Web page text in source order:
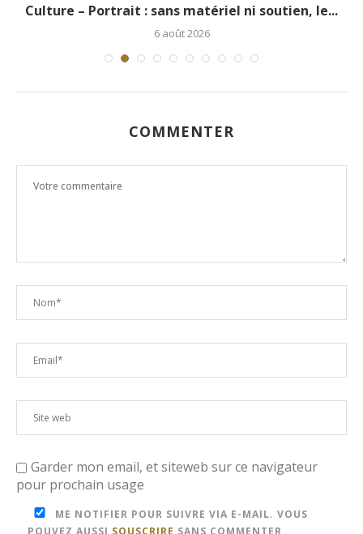
Culture – Portrait : sans matériel ni soutien, le...
6 août 2026
COMMENTER
Garder mon email, et siteweb sur ce navigateur
pour prochain usage
ME NOTIFIER POUR SUIVRE VIA E-MAIL. VOUS
POUVEZ AUSSI SOUSCRIRE SANS COMMENTER